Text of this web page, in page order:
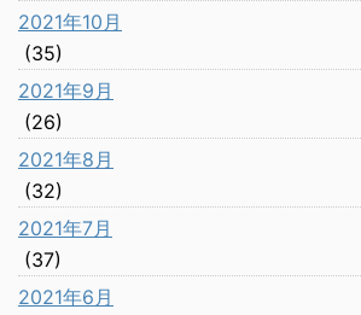
2021年10月
(35)
2021年9月
(26)
2021年8月
(32)
2021年7月
(37)
2021年6月